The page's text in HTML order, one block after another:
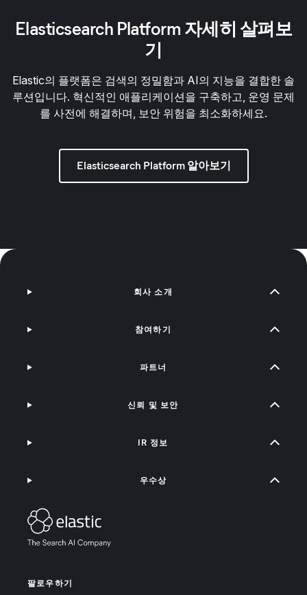
Elasticsearch Platform 자세히 살펴보
기
Elastic의 플랫폼은 검색의 정밀함과 AI의 지능을 결합한 솔
루션입니다. 혁신적인 애플리케이션을 구축하고, 운영 문제
를 사전에 해결하며, 보안 위험을 최소화하세요.
Elasticsearch Platform 알아보기
팔로우하기
회사 소개
참여하기
파트너
신뢰 및 보안
IR 정보
우수상